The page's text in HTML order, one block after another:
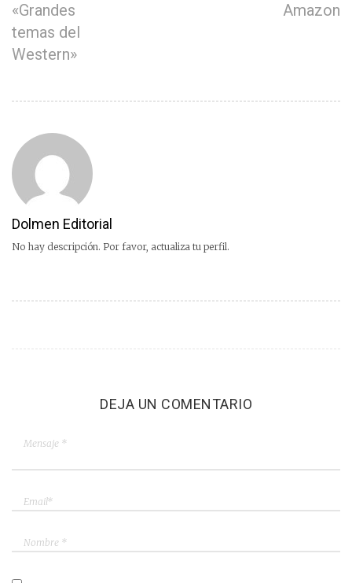
«Grandes
temas del
Western»
Amazon
Dolmen Editorial
No hay descripción. Por favor, actualiza tu perfil.
DEJA UN COMENTARIO